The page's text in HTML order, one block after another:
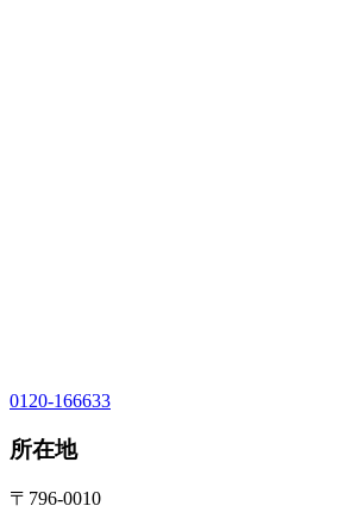
0120-166633
所在地
〒796-0010